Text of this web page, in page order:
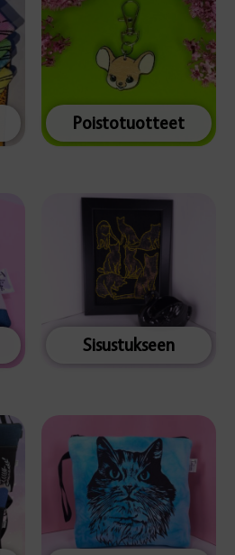
Poistotuotteet
Sisustukseen